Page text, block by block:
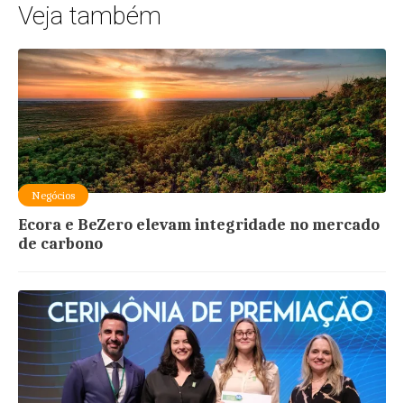
Veja também
Negócios
Ecora e BeZero elevam integridade no mercado
de carbono